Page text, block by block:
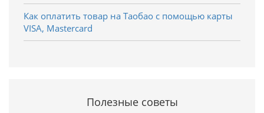
Как оплатить товар на Таобао с помощью карты
VISA, Mastercard
Полезные советы